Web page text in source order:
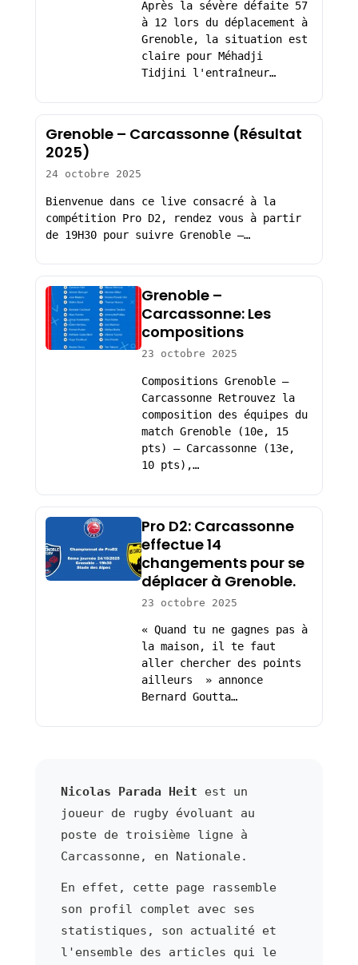
Après la sévère défaite 57
à 12 lors du déplacement à
Grenoble, la situation est
claire pour Méhadji
Tidjini l'entraîneur…
Grenoble – Carcassonne (Résultat
2025)
24 octobre 2025
Bienvenue dans ce live consacré à la
compétition Pro D2, rendez vous à partir
de 19H30 pour suivre Grenoble –…
Grenoble –
Carcassonne: Les
compositions
23 octobre 2025
Compositions Grenoble –
Carcassonne Retrouvez la
composition des équipes du
match Grenoble (10e, 15
pts) – Carcassonne (13e,
10 pts),…
Pro D2: Carcassonne
effectue 14
changements pour se
déplacer à Grenoble.
23 octobre 2025
« Quand tu ne gagnes pas à
la maison, il te faut
aller chercher des points
ailleurs » annonce
Bernard Goutta…
Nicolas Parada Heit est un
joueur de rugby évoluant au
poste de troisième ligne à
Carcassonne, en Nationale.
En effet, cette page rassemble
son profil complet avec ses
statistiques, son actualité et
l'ensemble des articles qui le